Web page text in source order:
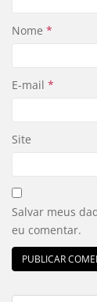
Nome *
E-mail *
Site
Salvar meus
eu comentar.